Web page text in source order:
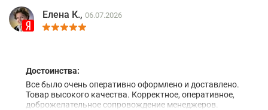
Елена К., 06.07.2026
Достоинства:
Все было очень оперативно оформлено и доставлено.
Товар высокого качества. Корректное, оперативное,
доброжелательное сопровождение менеджеров.